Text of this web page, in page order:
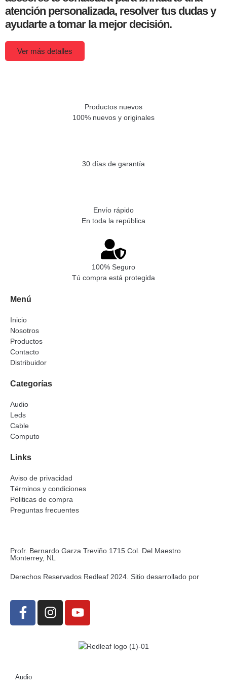
atención personalizada, resolver tus dudas y
ayudarte a tomar la mejor decisión.
Ver más detalles
Productos nuevos
100% nuevos y originales
30 días de garantía
Envío rápido
En toda la república
100% Seguro
Tú compra está protegida
Menú
Inicio
Nosotros
Productos
Contacto
Distribuidor
Categorías
Audio
Leds
Cable
Computo
Links
Aviso de privacidad
Términos y condiciones
Politicas de compra
Preguntas frecuentes
Profr. Bernardo Garza Treviño 1715 Col. Del Maestro
Monterrey, NL
Derechos Reservados Redleaf 2024. Sitio desarrollado por
Audio